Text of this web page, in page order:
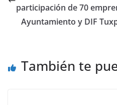
participación de 70
Ayuntamiento y DIF
También te